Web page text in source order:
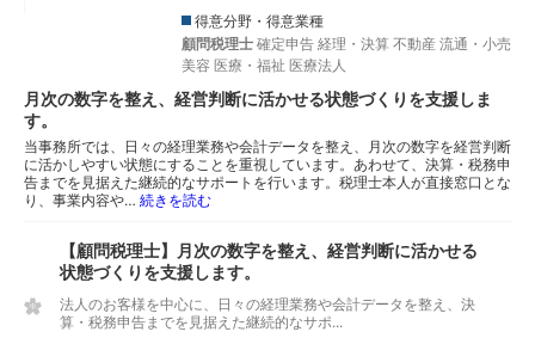
得意分野・得意業種
顧問税理士 確定申告 経理・決算 不動産 流通・小売
美容 医療・福祉 医療法人
月次の数字を整え、経営判断に活かせる状態づくりを支援しま
す。
当事務所では、日々の経理業務や会計データを整え、月次の数字を経営判断
に活かしやすい状態にすることを重視しています。あわせて、決算・税務申
告までを見据えた継続的なサポートを行います。税理士本人が直接窓口とな
り、事業内容や… 続きを読む
【顧問税理士】月次の数字を整え、経営判断に活かせる
状態づくりを支援します。
法人のお客様を中心に、日々の経理業務や会計データを整え、決
算・税務申告までを見据えた継続的なサポ...